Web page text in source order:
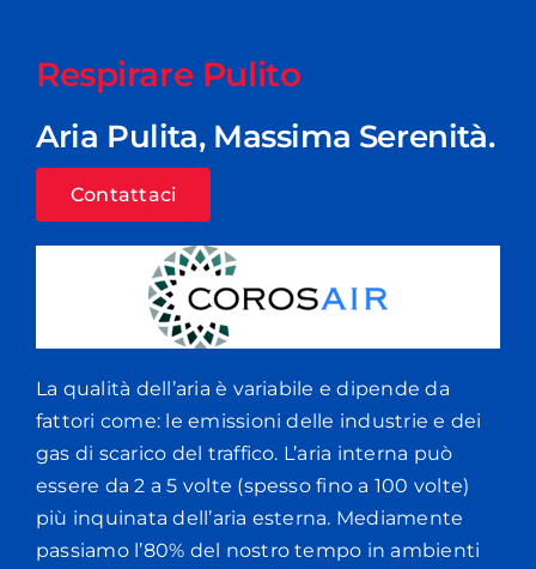
Respirare Pulito
Aria Pulita, Massima Serenità.
Contattaci
La qualità dell’aria è variabile e dipende da
fattori come: le emissioni delle industrie e dei
gas di scarico del traffico. L’aria interna può
essere da 2 a 5 volte (spesso fino a 100 volte)
più inquinata dell’aria esterna. Mediamente
passiamo l’80% del nostro tempo in ambienti